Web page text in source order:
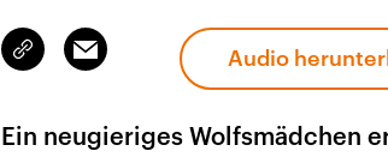
Link
kopieren/teilen
Email Audio
Ein neugieriges Wolfsmädchen